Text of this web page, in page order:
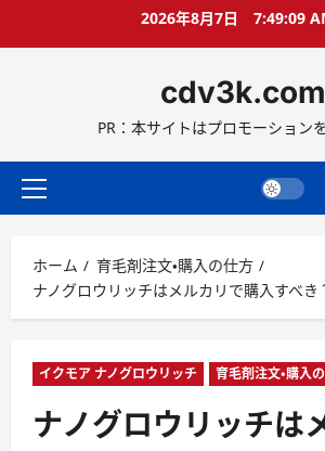
ス
ッ
2026年8月7日 7:49:10
cdv3k.com
PR：本サイトはプロモーション
メ
メ
ニ
ュ
ホーム
育毛剤注文・購入の仕方
ナノグロウリッチはメルカリで購入すべき
イクモア ナノグロウリッチ 育毛剤注文・購入
ナノグロウリッチは